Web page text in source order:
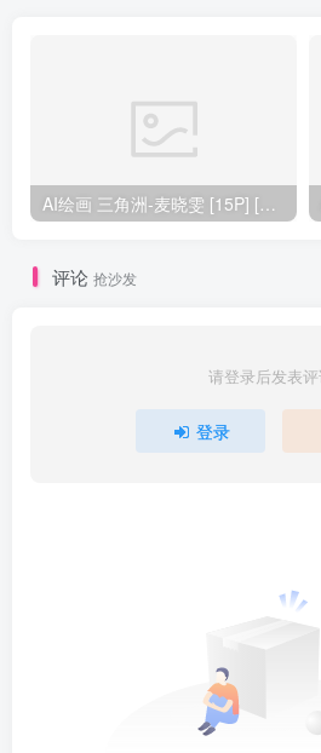
AI绘画 三角洲-麦晓雯 [15P] [57M]
评论 抢沙发
请登录后发表
登录